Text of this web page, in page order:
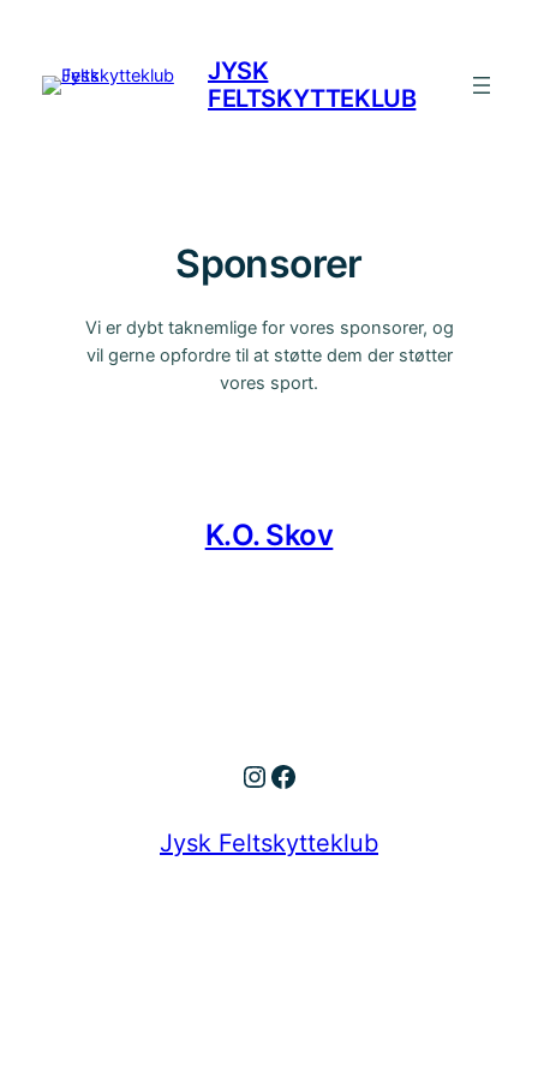
indhold
JYSK
FELTSKYTTEKLUB
Sponsorer
Vi er dybt taknemlige for vores sponsorer, og
vil gerne opfordre til at støtte dem der støtter
vores sport.
K.O. Skov
Instagram
Facebook
Jysk Feltskytteklub